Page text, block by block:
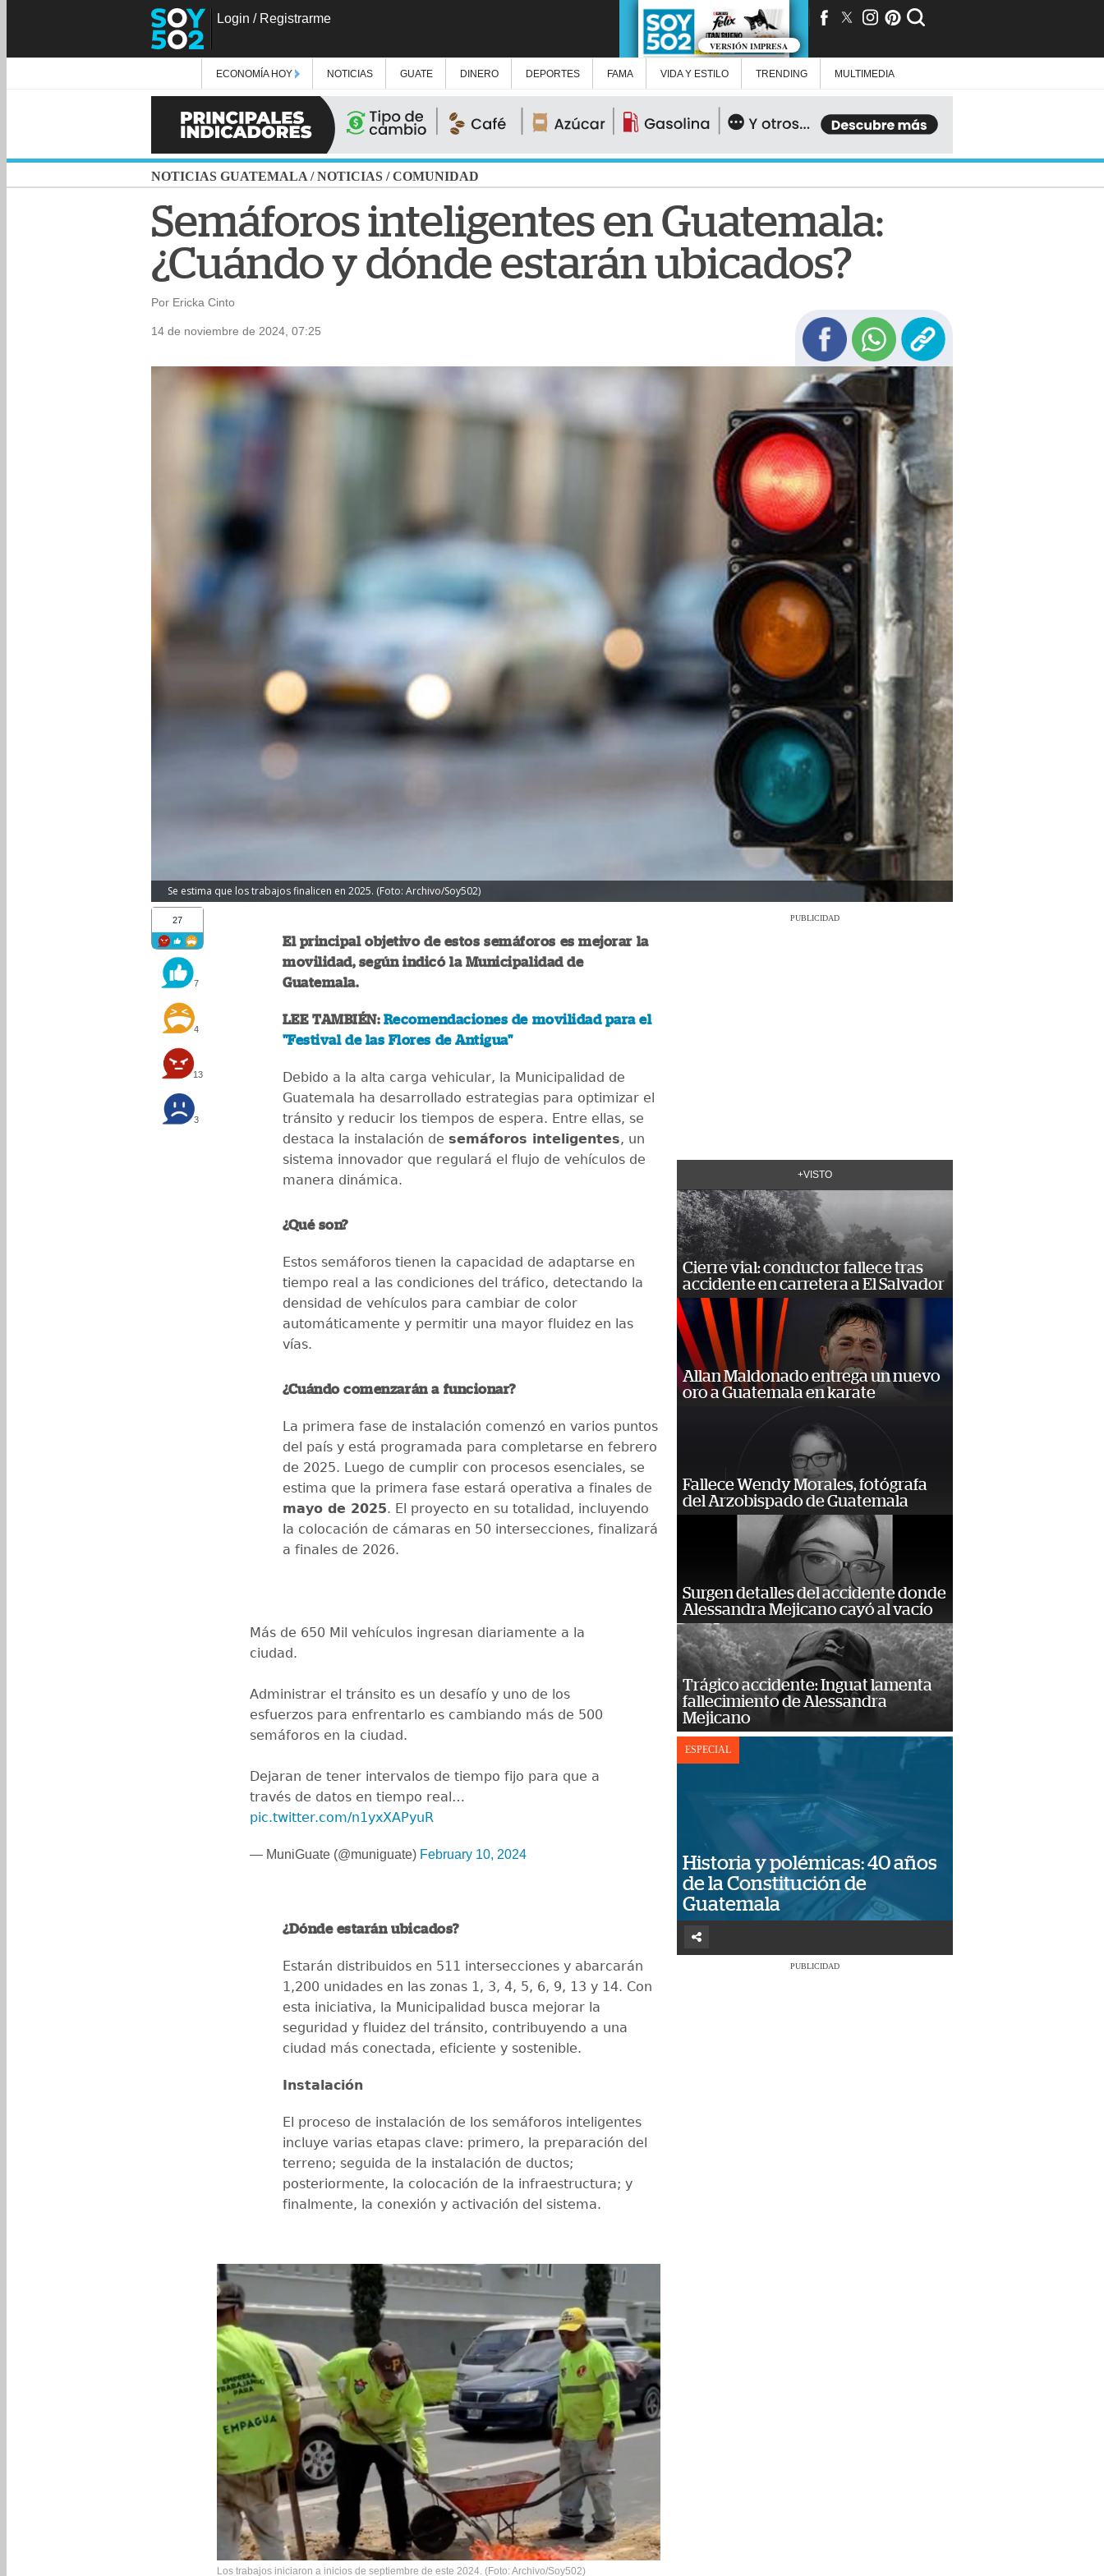
Login / Registrarme
VERSIÓN IMPRESA
ECONOMÍA HOY NOTICIAS GUATE DINERO DEPORTES FAMA VIDA Y ESTILO TRENDING MULTIMEDIA
NOTICIAS GUATEMALA /NOTICIAS /COMUNIDAD
Semáforos inteligentes en Guatemala:
¿Cuándo y dónde estarán ubicados?
Por Ericka Cinto
14 de noviembre de 2024, 07:25
Se estima que los trabajos finalicen en 2025. (Foto: Archivo/Soy502)
27
7
4
13
3
El principal objetivo de estos semáforos es mejorar la
movilidad, según indicó la Municipalidad de
Guatemala.
LEE TAMBIÉN:Recomendaciones de movilidad para el
"Festival de las Flores de Antigua"
Debido a la alta carga vehicular, la Municipalidad de
Guatemala ha desarrollado estrategias para optimizar el
tránsito y reducir los tiempos de espera. Entre ellas, se
destaca la instalación de semáforos inteligentes, un
sistema innovador que regulará el flujo de vehículos de
manera dinámica.
¿Qué son?
Estos semáforos tienen la capacidad de adaptarse en
tiempo real a las condiciones del tráfico, detectando la
densidad de vehículos para cambiar de color
automáticamente y permitir una mayor fluidez en las
vías.
¿Cuándo comenzarán a funcionar?
La primera fase de instalación comenzó en varios puntos
del país y está programada para completarse en febrero
de 2025. Luego de cumplir con procesos esenciales, se
estima que la primera fase estará operativa a finales de
mayo de 2025. El proyecto en su totalidad, incluyendo
la colocación de cámaras en 50 intersecciones, finalizará
a finales de 2026.
Más de 650 Mil vehículos ingresan diariamente a la
ciudad.
Administrar el tránsito es un desafío y uno de los
esfuerzos para enfrentarlo es cambiando más de 500
semáforos en la ciudad.
Dejaran de tener intervalos de tiempo fijo para que a
través de datos en tiempo real…
pic.twitter.com/n1yxXAPyuR
— MuniGuate (@muniguate) February 10, 2024
¿Dónde estarán ubicados?
Estarán distribuidos en 511 intersecciones y abarcarán
1,200 unidades en las zonas 1, 3, 4, 5, 6, 9, 13 y 14. Con
esta iniciativa, la Municipalidad busca mejorar la
seguridad y fluidez del tránsito, contribuyendo a una
ciudad más conectada, eficiente y sostenible.
Instalación
El proceso de instalación de los semáforos inteligentes
incluye varias etapas clave: primero, la preparación del
terreno; seguida de la instalación de ductos;
posteriormente, la colocación de la infraestructura; y
finalmente, la conexión y activación del sistema.
Los trabajos iniciaron a inicios de septiembre de este 2024. (Foto: Archivo/Soy502)
PUBLICIDAD
+VISTO
Cierre vial: conductor fallece tras
accidente en carretera a El Salvador
Allan Maldonado entrega un nuevo
oro a Guatemala en karate
Fallece Wendy Morales, fotógrafa
del Arzobispado de Guatemala
Surgen detalles del accidente donde
Alessandra Mejicano cayó al vacío
Trágico accidente: Inguat lamenta
fallecimiento de Alessandra
Mejicano
ESPECIAL
Historia y polémicas: 40 años
de la Constitución de
Guatemala
PUBLICIDAD